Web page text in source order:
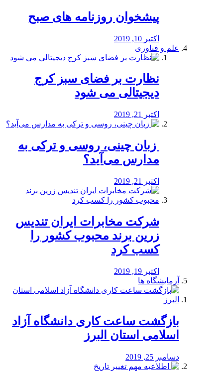
پیشخوان روزنامه های صبح
اکتبر 10, 2019
علم و فناوری
نظارت بر فضای سبز کرج
دیجیتالی می شود
اکتبر 21, 2019
️ زبان چینی، روسی و ترکی به
مدارس می‌آید؟
اکتبر 21, 2019
شرکت مخابرات ایران تندیس
زرین برند محبوب کشور را
کسب کرد
اکتبر 19, 2019
آزمایشگاه ها
بازگشت ساعت کاری دانشگاه آزاد
اسلامی استان البرز
دسامبر 25, 2019